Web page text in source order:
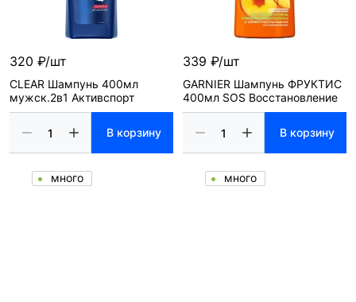
320 ₽/шт
CLEAR Шампунь 400мл
мужск.2в1 Активспорт
В корзину
много
339 ₽/шт
GARNIER Шампунь ФРУКТИС
400мл SOS Восстановление
В корзину
много